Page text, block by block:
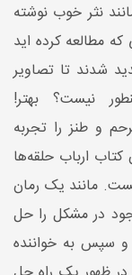
نثر خوب نوشته
مطالعه کرده اید
شدند تا تصاویر
نیست؟ بهتر!
و طنز را تجربه
ارباب حلقه‌ها
مانند یک رمان
در مشکل را حل
و سپس به خواننده